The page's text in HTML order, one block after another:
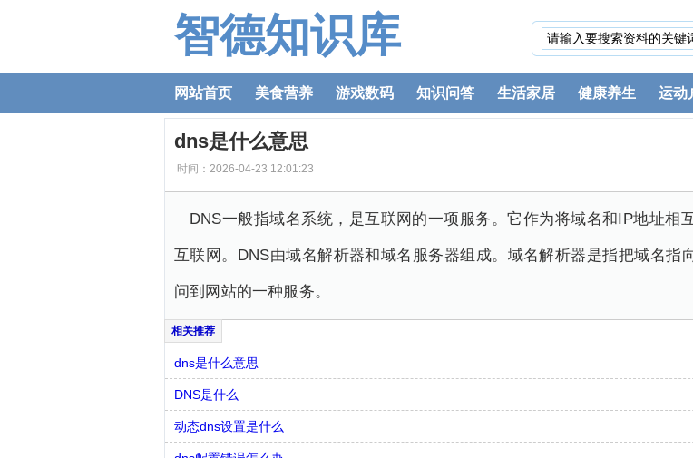
智德知识库
网站首页 美食营养 游戏数码 知识问答 生活家居 健康养生 运动
dns是什么意思
时间：2026-04-23 12:01:23
DNS一般指域名系统，是互联网的一项服务。它作为将域名和IP地址相
互联网。DNS由域名解析器和域名服务器组成。域名解析器是指把域名
问到网站的一种服务。
dns是什么意思
DNS是什么
动态dns设置是什么